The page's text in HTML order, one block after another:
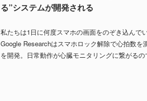
る”システムが開発される
私たちは1日に何度スマホの画面をのぞき込んで
Google Researchはスマホロック解除で心拍数を
を開発。日常動作が心臓モニタリングに繋がるの